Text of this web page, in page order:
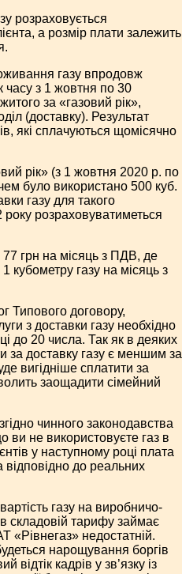
розраховується
а розмір плати залежить
газу впродовж
часу з 1 жовтня по 30
за «газовий рік»,
(доставку). Результат
які сплачуються щомісячно
рік» (з 1 жовтня 2020 р. по
було використано 500 куб.
газу для такого
розраховуватиметься
77 грн на місяць з ПДВ, де
кубометру газу на місяць з
Типового договору,
з доставки газу необхідно
до 20 числа. Так як в деяких
за доставку газу є меншим за
вигідніше сплатити за
заощадити сімейний
чинного законодавства
ви не використовуєте газ в
у наступному році плата
відповідно до реальних
газу на виробничо-
складовій тарифу займає
«Рівнегаз» недостатній.
нарощування боргів
відтік кадрів у зв’язку із